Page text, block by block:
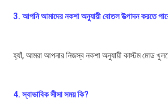
3. আপনি আমাদের নকশা অনুযায়ী বোতল উত্পাদন করতে
হ্যাঁ, আমরা আপনার নিজস্ব নকশা অনুযায়ী কাস্টম মোড
4. স্বাভাবিক সীসা সময় কি?